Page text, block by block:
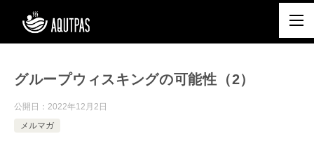
グループウィスキングの可能性（2）
公開日： 2022年12月2日
メルマガ